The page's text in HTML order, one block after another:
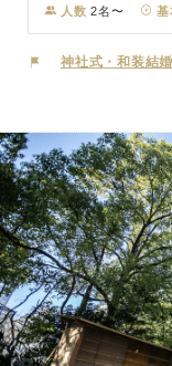
県の宗社です。御祭
御神をお祀りし、
神宮内宮の古社殿を
気持ち。夕刻より執
長です。竹筒に入っ
囲気に包まれます。
る格式高い神前式が
人数 2名〜 基
神社式・和装結